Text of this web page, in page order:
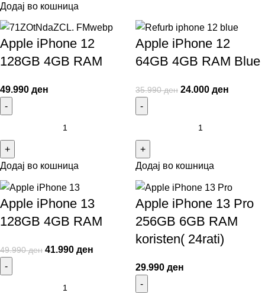
Додај во кошница
Apple iPhone 12
128GB 4GB RAM
49.990 ден
Додај во кошница
Apple iPhone 12
64GB 4GB RAM Blue
35.990ден 24.000 ден
Додај во кошница
Apple iPhone 13
128GB 4GB RAM
49.990ден 41.990 ден
Apple iPhone 13 Pro
256GB 6GB RAM
koristen( 24rati)
29.990 ден